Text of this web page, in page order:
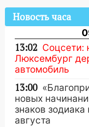
Новость часа
13:02 Соцсети:
Люксембург
автомобиль
13:00
новых
знаков
августа